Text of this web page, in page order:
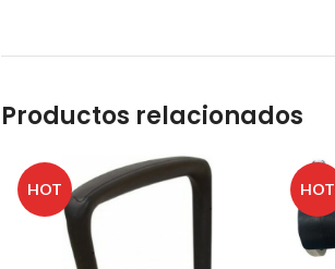
Productos relacionados
HOT HOT